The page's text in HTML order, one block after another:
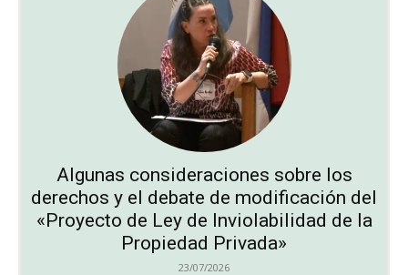
Algunas consideraciones sobre los
derechos y el debate de modificación del
«Proyecto de Ley de Inviolabilidad de la
Propiedad Privada»
23/07/2026